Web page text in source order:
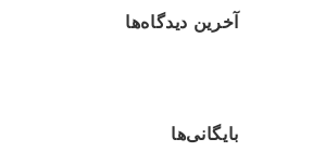
آخرین دیدگاه‌ها
بایگانی‌ها